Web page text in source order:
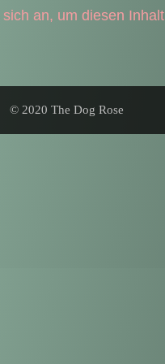
an, um diesen Inhalt
© 2020 The Dog Rose